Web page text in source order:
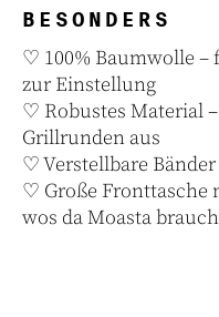
BESONDERS
♡ 100% Baumwolle –
zur Einstellung
♡ Robustes Material
Grillrunden aus
♡ Verstellbare Bänder
♡ Große Fronttasche
wos da Moasta